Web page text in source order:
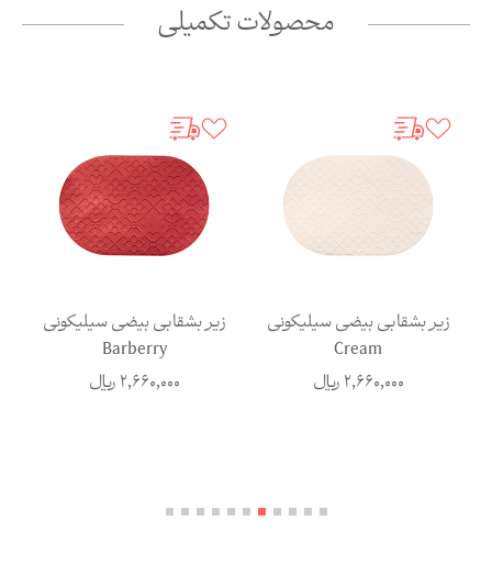
محصولات تکمیلی
زیر بشقابی بیضی سیلیکونی
Cream
2,660,000ریال
زیر بشقابی بیضی سیلیکونی
Barberry
2,660,000ریال